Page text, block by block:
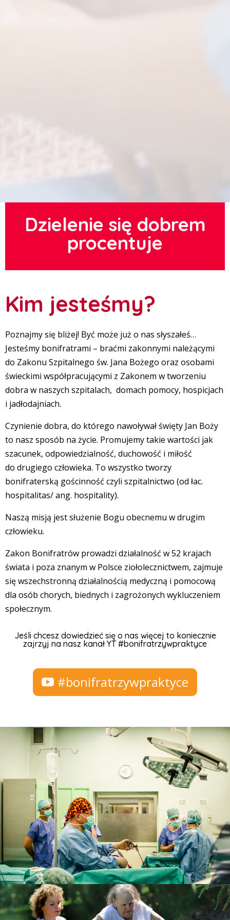
Dzielenie się dobrem
procentuje
Kim jesteśmy?
Poznajmy się bliżej! Być może już o nas słyszałeś…
Jesteśmy bonifratrami – braćmi zakonnymi należącymi
do Zakonu Szpitalnego św. Jana Bożego oraz osobami
świeckimi współpracującymi z Zakonem w tworzeniu
dobra w naszych szpitalach, domach pomocy, hospicjach
i jadłodajniach.
Czynienie dobra, do którego nawoływał święty Jan Boży
to nasz sposób na życie. Promujemy takie wartości jak
szacunek, odpowiedzialność, duchowość i miłość
do drugiego człowieka. To wszystko tworzy
bonifraterską gościnność czyli szpitalnictwo (od łac.
hospitalitas/ ang. hospitality).
Naszą misją jest służenie Bogu obecnemu w drugim
człowieku.
Zakon Bonifratrów prowadzi działalność w 52 krajach
świata i poza znanym w Polsce ziołolecznictwem, zajmuje
się wszechstronną działalnością medyczną i pomocową
dla osób chorych, biednych i zagrożonych wykluczeniem
społecznym.
Jeśli chcesz dowiedzieć się o nas więcej to koniecznie
zajrzyj na nasz kanał YT #bonifratrzywpraktyce
#bonifratrzywpraktyce